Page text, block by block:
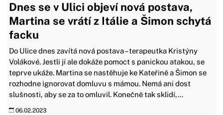
Dnes se v Ulici objeví nová postava,
Martina se vrátí z Itálie a Šimon schytá
facku
Do Ulice dnes zavítá nová postava – terapeutka Kristýny
Volákové. Jestli jí ale dokáže pomoct s panickou atakou, se
teprve ukáže. Martina se nastěhuje ke Kateřině a Šimon se
rozhodne ignorovat domluvu s mámou. Nemá ani dost
slušnosti, aby se za to omluvil. Konečně tak sklidí,...
06.02.2023